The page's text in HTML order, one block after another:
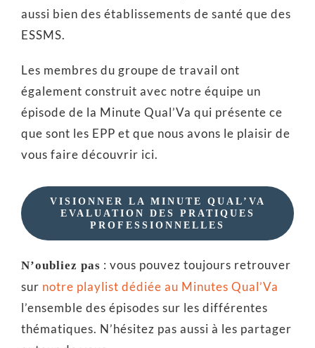
aussi bien des établissements de santé que des
ESSMS.
Les membres du groupe de travail ont
également construit avec notre équipe un
épisode de la Minute Qual’Va qui présente ce
que sont les EPP et que nous avons le plaisir de
vous faire découvrir ici.
VISIONNER LA MINUTE QUAL’VA
EVALUATION DES PRATIQUES
PROFESSIONNELLES
N’oubliez pas : vous pouvez toujours retrouver
sur notre playlist dédiée au Minutes Qual’Va
l’ensemble des épisodes sur les différentes
thématiques. N’hésitez pas aussi à les partager